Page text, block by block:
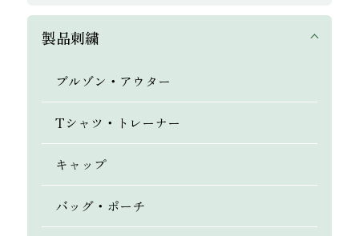
製品刺繍
ブルゾン・アウター
Tシャツ・トレーナー
キャップ
バッグ・ポーチ